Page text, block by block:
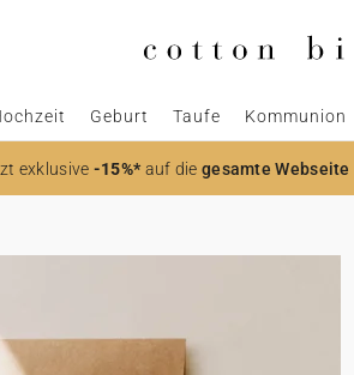
Geburt Taufe Kommunion
exklusive -15%*auf die gesamte Webseite